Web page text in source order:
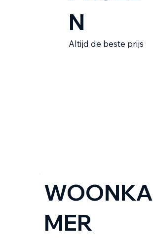
N
Altijd de beste prijs
WOONKA
MER